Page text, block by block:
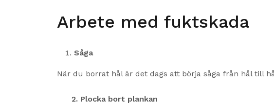
Arbete med fuktskada
Såga
När du borrat hål är det dags att börja såga från hål till
2. Plocka bort plankan